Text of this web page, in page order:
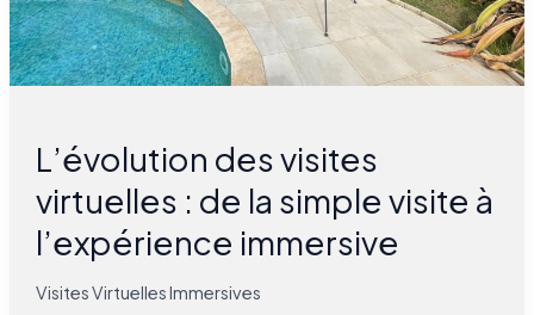
L’évolution des visites
virtuelles : de la simple visite à
l’expérience immersive
Visites Virtuelles Immersives
l’expérience
immersive